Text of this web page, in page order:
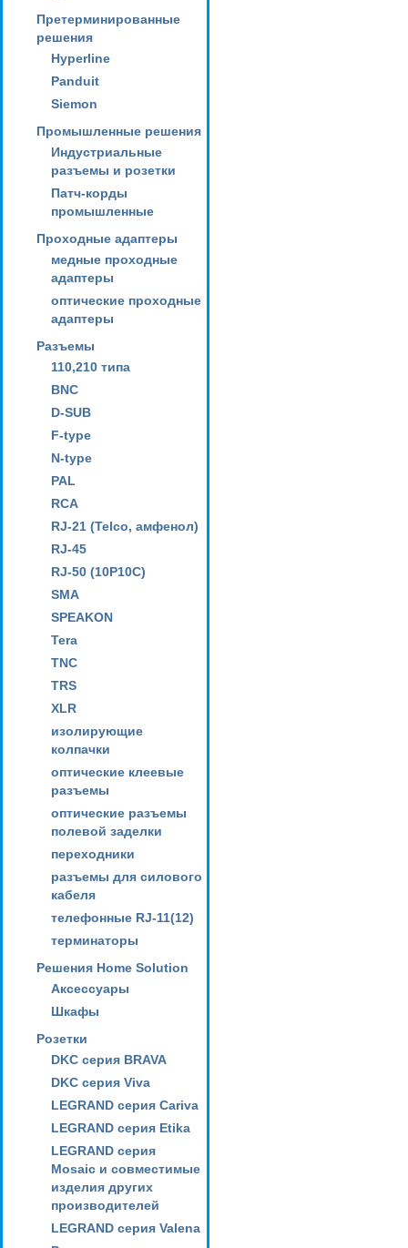
Претерминированные
решения
Hyperline
Panduit
Siemon
Промышленные решения
Индустриальные
разъемы и розетки
Патч-корды
промышленные
Проходные адаптеры
медные проходные
адаптеры
оптические проходные
адаптеры
Разъемы
110,210 типа
BNC
D-SUB
F-type
N-type
PAL
RCA
RJ-21 (Telco, амфенол)
RJ-45
RJ-50 (10P10C)
SMA
SPEAKON
Tera
TNC
TRS
XLR
изолирующие
колпачки
оптические клеевые
разъемы
оптические разъемы
полевой заделки
переходники
разъемы для силового
кабеля
телефонные RJ-11(12)
терминаторы
Решения Home Solution
Аксессуары
Шкафы
Розетки
DKC серия BRAVA
DKC серия Viva
LEGRAND серия Cariva
LEGRAND серия Etika
LEGRAND серия
Mosaic и совместимые
изделия других
производителей
LEGRAND серия Valena